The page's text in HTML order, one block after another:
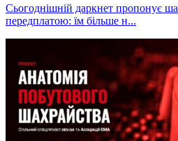
Сьогоднішній даркнет пропонує
передплатою: їм більше н...